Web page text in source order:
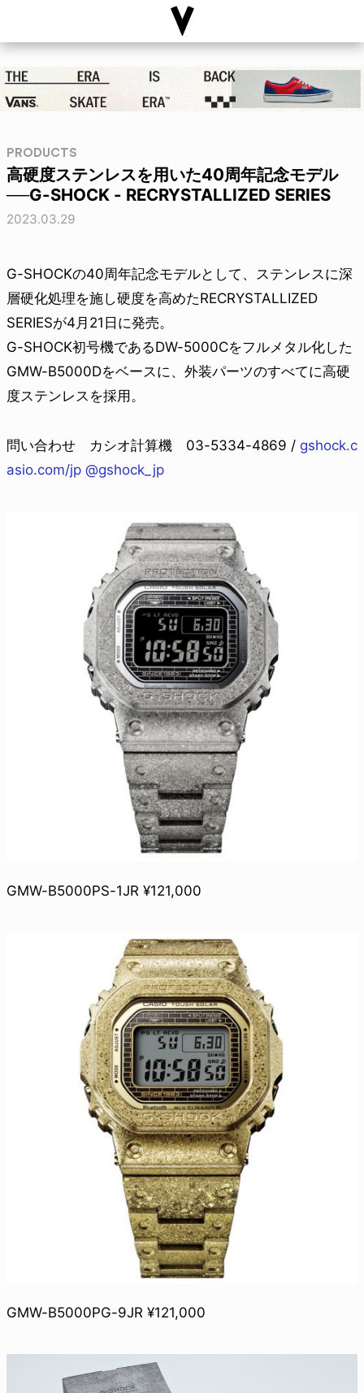
PRODUCTS
高硬度ステンレスを用いた40周年記念モデル
──G-SHOCK - RECRYSTALLIZED SERIES
2023.03.29
G-SHOCKの40周年記念モデルとして、ステンレスに深
層硬化処理を施し硬度を高めたRECRYSTALLIZED
SERIESが4月21日に発売。
G-SHOCK初号機であるDW-5000Cをフルメタル化した
GMW-B5000Dをベースに、外装パーツのすべてに高硬
度ステンレスを採用。
問い合わせ カシオ計算機 03-5334-4869 / gshock.c
asio.com/jp @gshock_jp
GMW-B5000PS-1JR ¥121,000
GMW-B5000PG-9JR ¥121,000